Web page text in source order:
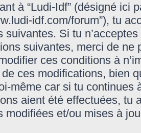
à “Ludi-Idf” (désigné ici
idf.com/forum”), tu
suivantes. Si tu
suivantes, merci de ne
ces conditions à
de ces modifications, bien
même car si tu continues
aient été effectuées, tu
modifiées et/ou mises à